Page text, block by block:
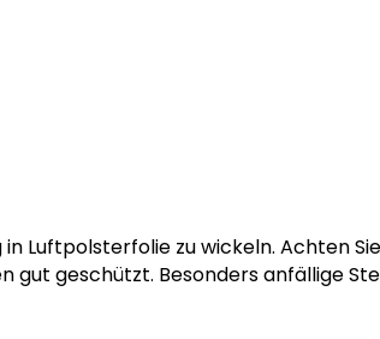
Luftpolsterfolie zu wickeln. Achten
gut geschützt. Besonders anfällige